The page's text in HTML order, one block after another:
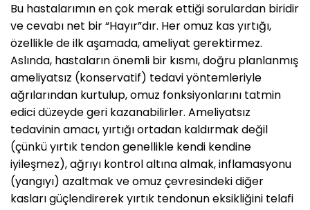
Bu hastalarımın en çok merak ettiği sorulardan biridir
ve cevabı net bir “Hayır”dır. Her omuz kas yırtığı,
özellikle de ilk aşamada, ameliyat gerektirmez.
Aslında, hastaların önemli bir kısmı, doğru planlanmış
ameliyatsız (konservatif) tedavi yöntemleriyle
ağrılarından kurtulup, omuz fonksiyonlarını tatmin
edici düzeyde geri kazanabilirler. Ameliyatsız
tedavinin amacı, yırtığı ortadan kaldırmak değil
(çünkü yırtık tendon genellikle kendi kendine
iyileşmez), ağrıyı kontrol altına almak, inflamasyonu
(yangıyı) azaltmak ve omuz çevresindeki diğer
kasları güçlendirerek yırtık tendonun eksikliğini telafi